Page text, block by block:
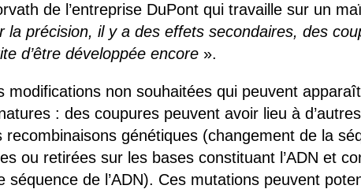
de l’entreprise DuPont qui travaille sur un
la précision, il y a des effets secondaires, des
d’être développée encore ».
modifications non souhaitées qui peuvent
: des coupures peuvent avoir lieu à
génétiques (changement de la
ou retirées sur les bases constituant l’ADN et
de l’ADN). Ces mutations peuvent